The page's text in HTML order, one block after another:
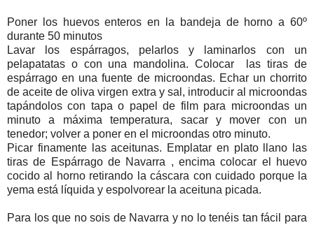
Poner los huevos enteros en la bandeja de horno a 60º
durante 50 minutos
Lavar los espárragos, pelarlos y laminarlos con un
pelapatatas o con una mandolina. Colocar las tiras de
espárrago en una fuente de microondas. Echar un chorrito
de aceite de oliva virgen extra y sal, introducir al microondas
tapándolos con tapa o papel de film para microondas un
minuto a máxima temperatura, sacar y mover con un
tenedor; volver a poner en el microondas otro minuto.
Picar finamente las aceitunas. Emplatar en plato llano las
tiras de Espárrago de Navarra , encima colocar el huevo
cocido al horno retirando la cáscara con cuidado porque la
yema está líquida y espolvorear la aceituna picada.
Para los que no sois de Navarra y no lo tenéis tan fácil para